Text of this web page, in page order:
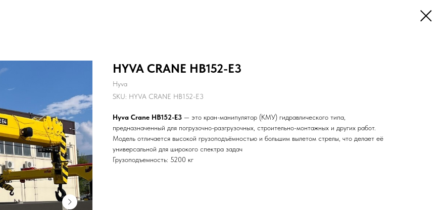
HYVA CRANE HB152-E3
Hyva
SKU: HYVA CRANE HB152-E3
Hyva Crane HB152-E3 — это кран-манипулятор (КМУ) гидравлического типа,
предназначенный для погрузочно-разгрузочных, строительно-монтажных и других работ.
Модель отличается высокой грузоподъёмностью и большим вылетом стрелы, что делает её
универсальной для широкого спектра задач
Грузоподъемность: 5200 кг